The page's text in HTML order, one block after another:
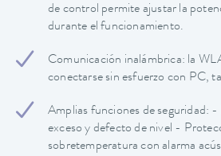
de control permite ajustar la
durante el funcionamiento.
Comunicación inalámbrica: la
conectarse sin esfuerzo con PC,
Amplias funciones de seguridad:
exceso y defecto de nivel -
sobretemperatura con alarma